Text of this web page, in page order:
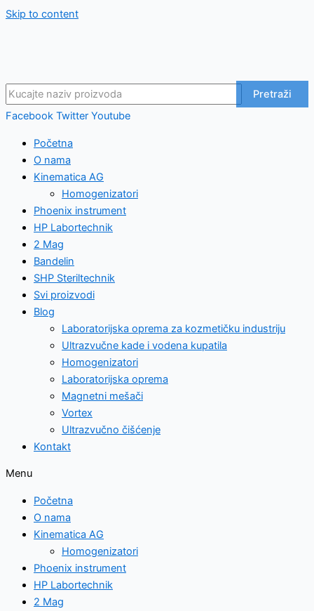
Skip to content
Pretraži
Facebook Twitter Youtube
Početna
O nama
Kinematica AG
Homogenizatori
Phoenix instrument
HP Labortechnik
2 Mag
Bandelin
SHP Steriltechnik
Svi proizvodi
Blog
Laboratorijska oprema za kozmetičku industriju
Ultrazvučne kade i vodena kupatila
Homogenizatori
Laboratorijska oprema
Magnetni mešači
Vortex
Ultrazvučno čišćenje
Kontakt
Menu
Početna
O nama
Kinematica AG
Homogenizatori
Phoenix instrument
HP Labortechnik
2 Mag